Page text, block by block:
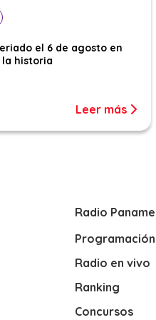
el 6 de agosto en
la historia
Leer más
Radio
Programación
Radio en vivo
Ranking
Concursos